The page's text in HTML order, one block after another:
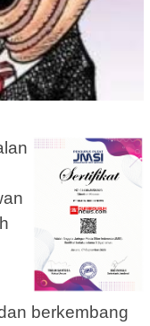
berkembang